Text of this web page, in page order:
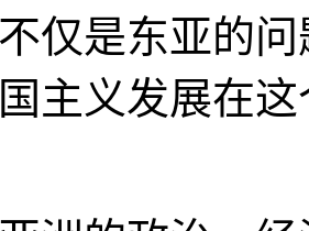
仅是东亚的
主义发展在